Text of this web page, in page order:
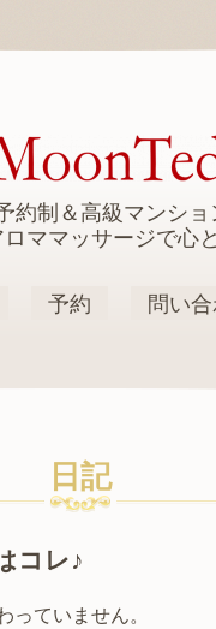
制＆高級マンシ
ママッサージで心
予約 問い
日記
コレ♪
ていません。